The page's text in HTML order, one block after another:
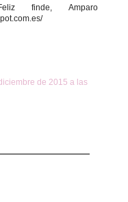
finde, Amparo
de 2015 a las